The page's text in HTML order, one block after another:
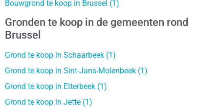
Bouwgrond te koop in Brussel (1)
Gronden te koop in de gemeenten rond
Brussel
Grond te koop in Schaarbeek (1)
Grond te koop in Sint-Jans-Molenbeek (1)
Grond te koop in Etterbeek (1)
Grond te koop in Jette (1)